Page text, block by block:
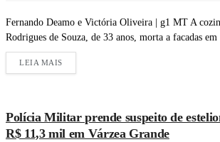
Fernando Deamo e Victória Oliveira | g1 MT A
Rodrigues de Souza, de 33 anos, morta a facadas
LEIA MAIS
Polícia Militar prende suspeito de
R$ 11,3 mil em Várzea Grande